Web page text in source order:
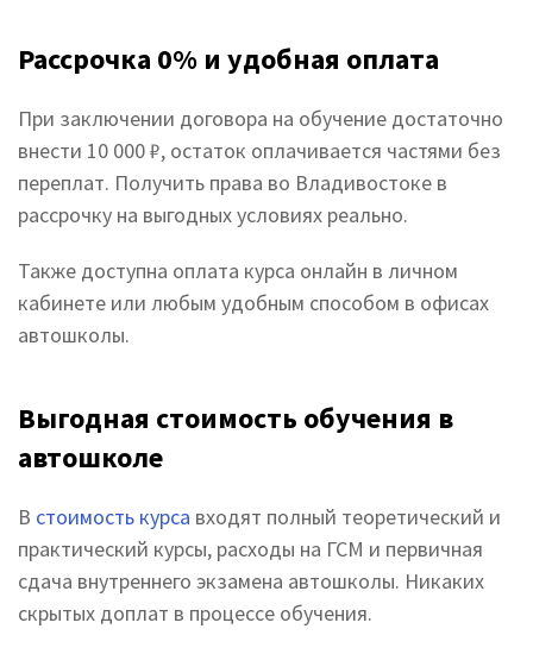
Рассрочка 0% и удобная оплата
При заключении договора на обучение достаточно
внести 10 000 ₽, остаток оплачивается частями без
переплат. Получить права во Владивостоке в
рассрочку на выгодных условиях реально.
Также доступна оплата курса онлайн в личном
кабинете или любым удобным способом в офисах
автошколы.
Выгодная стоимость обучения в
автошколе
В стоимость курса входят полный теоретический и
практический курсы, расходы на ГСМ и первичная
сдача внутреннего экзамена автошколы. Никаких
скрытых доплат в процессе обучения.